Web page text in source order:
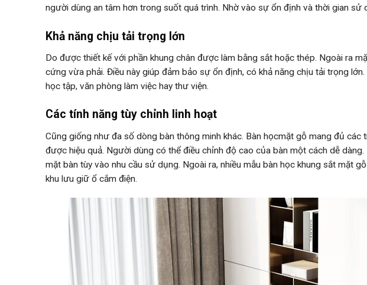
người dùng an tâm hơn trong suốt quá trình. Nhờ vào sự ổn định và thời gian sử
Khả năng chịu tải trọng lớn
Do được thiết kế với phần khung chân được làm bằng sắt hoặc thép. Ngoài ra
cứng vừa phải. Điều này giúp đảm bảo sự ổn định, có khả năng chịu tải trọng
học tập, văn phòng làm việc hay thư viện.
Các tính năng tùy chỉnh linh hoạt
Cũng giống như đa số dòng bàn thông minh khác. Bàn họcmặt gỗ mang đủ
được hiệu quả. Người dùng có thể điều chỉnh độ cao của bàn một cách dễ
mặt bàn tùy vào nhu cầu sử dụng. Ngoài ra, nhiều mẫu bàn học khung sắt mặt
khu lưu giữ ổ cắm điện.